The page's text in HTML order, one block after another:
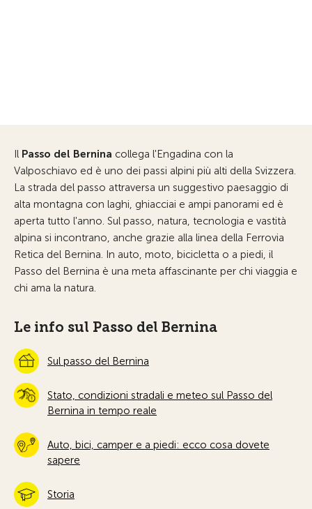
Il Passo del Bernina collega l'Engadina con la
Valposchiavo ed è uno dei passi alpini più alti della Svizzera.
La strada del passo attraversa un suggestivo paesaggio di
alta montagna con laghi, ghiacciai e ampi panorami ed è
aperta tutto l'anno. Sul passo, natura, tecnologia e vastità
alpina si incontrano, anche grazie alla linea della Ferrovia
Retica del Bernina. In auto, moto, bicicletta o a piedi, il
Passo del Bernina è una meta affascinante per chi viaggia e
chi ama la natura.
Le info sul Passo del Bernina
Sul passo del Bernina
Stato, condizioni stradali e meteo sul Passo del
Bernina in tempo reale
Auto, bici, camper e a piedi: ecco cosa dovete
sapere
Storia